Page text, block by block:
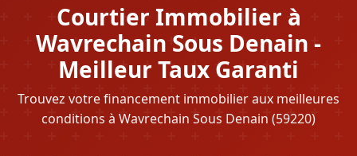
Courtier Immobilier à
Wavrechain Sous Denain -
Meilleur Taux Garanti
Trouvez votre financement immobilier aux meilleures
conditions à Wavrechain Sous Denain (59220)